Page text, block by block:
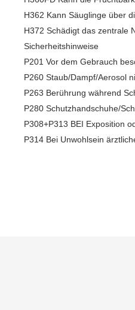
H362 Kann Säuglinge über
H372 Schädigt das zentrale
Sicherheitshinweise
P201 Vor dem Gebrauch
P260 Staub/Dampf/Aerosol
P263 Berührung während
P280 Schutzhandschuhe/
P308+P313 BEI Exposition
P314 Bei Unwohlsein